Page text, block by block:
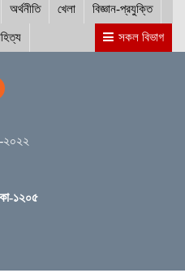
দৌড়ে রোহিত-বুমরাহ ও গুরবাজ
হাউজ অব রিপ্রেজেনটেটিভের
হিসেবে গড়ে ওঠার আহ্বান সিমিন
অর্থনীতি খেলা বিজ্ঞান-প্রযুক্তি
সকল বিভাগ
২০২২
১২০৫